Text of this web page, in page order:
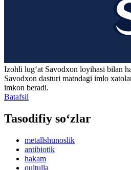
Izohli lugʻat Savodxon loyihasi bilan
Savodxon dasturi matndagi imlo
imkon beradi.
Batafsil
Tasodifiy so‘zlar
metallshunoslik
antibiotik
hakam
qultulla